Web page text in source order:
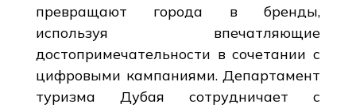
превращают города в бренды,
используя впечатляющие
достопримечательности в сочетании с
цифровыми кампаниями. Департамент
туризма Дубая сотрудничает с